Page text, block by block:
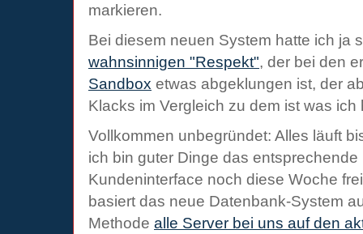
markieren.
Bei diesem neuen System hatte ich ja
wahnsinnigen "Respekt", der bei den
Sandbox etwas abgeklungen ist, der
Klacks im Vergleich zu dem ist was
Vollkommen unbegründet: Alles läuft
ich bin guter Dinge das
Kundeninterface noch diese Woche
basiert das neue Datenbank-System
Methode alle Server bei uns auf den